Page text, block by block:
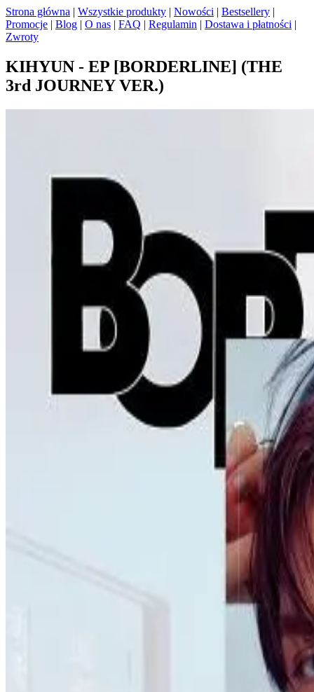
Strona główna | Wszystkie produkty | Nowości | Bestsellery |
Promocje | Blog | O nas | FAQ | Regulamin | Dostawa i płatności |
Zwroty
KIHYUN - EP [BORDERLINE] (THE
3rd JOURNEY VER.)